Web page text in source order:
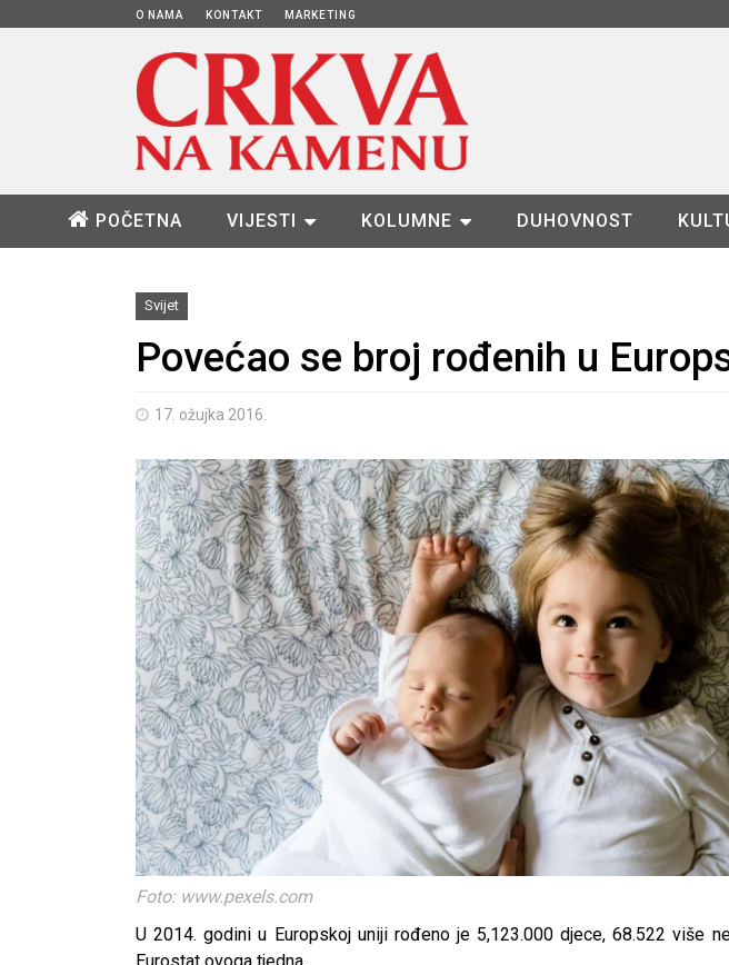
O NAMA KONTAKT MARKETING
POČETNA VIJESTI KOLUMNE DUHOVNOST
Svijet
Povećao se broj rođenih u
17. ožujka 2016.
Foto: www.pexels.com
U 2014. godini u Europskoj uniji rođeno je 5,123.000 djece, 68.522 više
Eurostat ovoga tjedna.